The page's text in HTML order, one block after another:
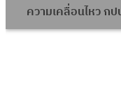
ความเคลื่อนไหว ก